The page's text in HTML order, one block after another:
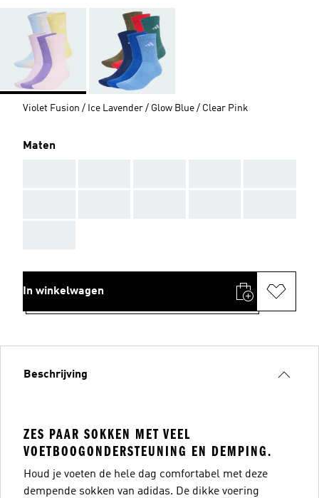
Violet Fusion / Ice Lavender / Glow Blue / Clear Pink
Maten
In winkelwagen
Beschrijving
ZES PAAR SOKKEN MET VEEL
VOETBOOGONDERSTEUNING EN DEMPING.
Houd je voeten de hele dag comfortabel met deze
dempende sokken van adidas. De dikke voering